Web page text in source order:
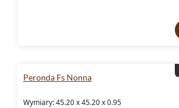
Peronda Fs Nonna
Wymiary: 45.20 x 45.20 x 0.95